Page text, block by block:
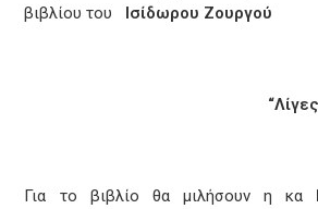
βιβλίου του Ισίδωρου Ζουργού
“Λίγες και μία
Για το βιβλίο θα μιλήσουν η κα